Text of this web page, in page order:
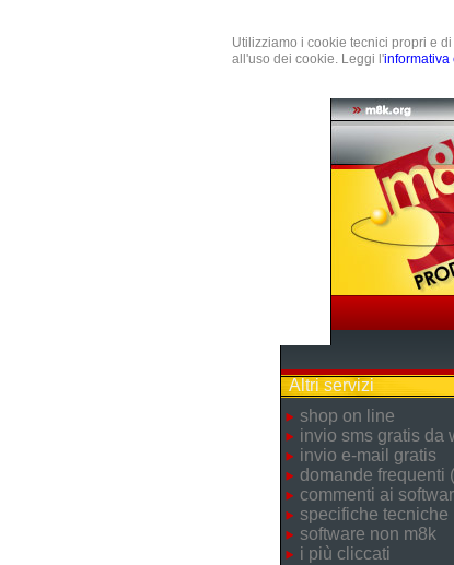
Utilizziamo i cookie tecnici propri e
all'uso dei cookie. Leggi l'informativa
Altri servizi
shop on line
invio sms gratis da
invio e-mail gratis
domande frequenti
commenti ai
specifiche tecniche
software non m8k
i più cliccati